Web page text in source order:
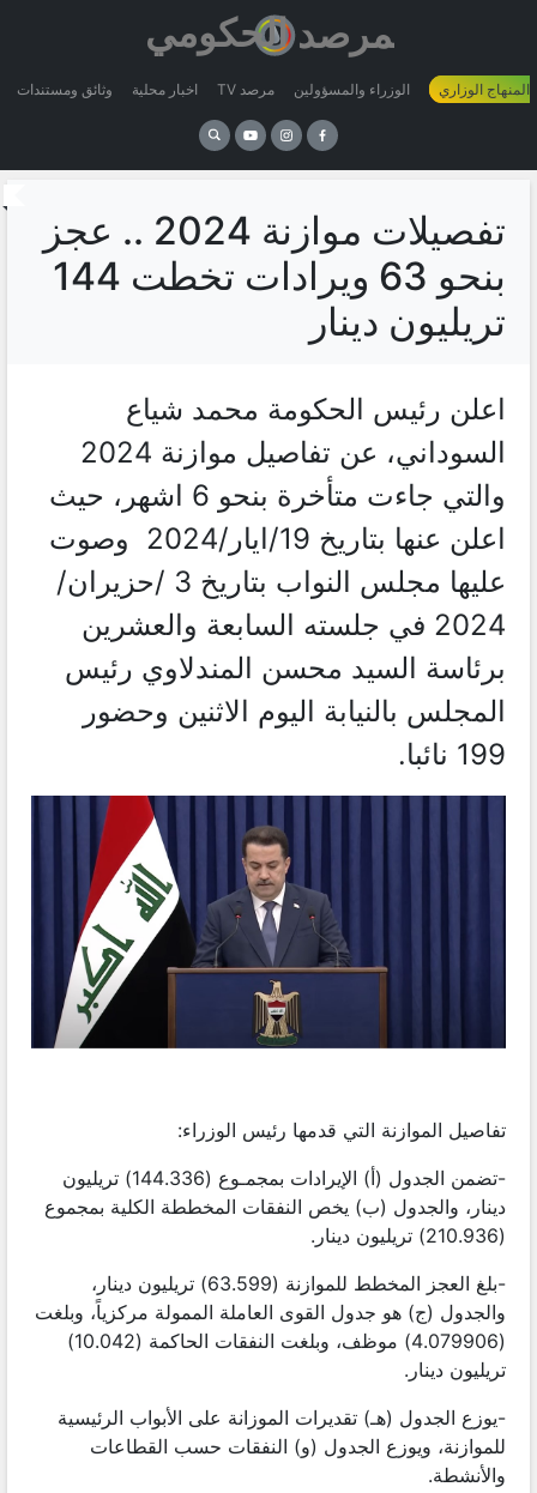
وثائق ومستندات اخبار محلية مرصد TV الوزراء والمسؤولين المنهاج الوزاري
تفصيلات موازنة 2024 .. عجز
بنحو 63 ويرادات تخطت 144
تريليون دينار
اعلن رئيس الحكومة محمد شياع
السوداني، عن تفاصيل موازنة 2024
والتي جاءت متأخرة بنحو 6 اشهر، حيث
اعلن عنها بتاريخ 19‏/ايار‏/2024 وصوت
عليها مجلس النواب بتاريخ 3 /حزيران/
2024 في جلسته السابعة والعشرين
برئاسة السيد محسن المندلاوي رئيس
المجلس بالنيابة اليوم الاثنين وحضور
199 نائبا.
تفاصيل الموازنة التي قدمها رئيس الوزراء:
-تضمن الجدول (أ) الإيرادات بمجمـوع (144.336) تريليون
دينار، والجدول (ب) يخص النفقات المخططة الكلية بمجموع
(210.936) تريليون دينار.
-بلغ العجز المخطط للموازنة (63.599) تريليون دينار،
والجدول (ج) هو جدول القوى العاملة الممولة مركزياً، وبلغت
(4.079906) موظف، وبلغت النفقات الحاكمة (10.042)
تريليون دينار.
-يوزع الجدول (هـ) تقديرات الموزانة على الأبواب الرئيسية
للموازنة، ويوزع الجدول (و) النفقات حسب القطاعات
والأنشطة.